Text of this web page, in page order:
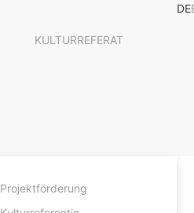
KULTURREFERAT
Projektförderung
DE